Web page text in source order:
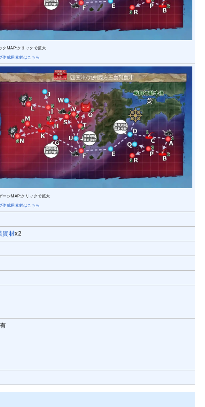
クMAP:クリックで拡大
作成用素材はこちら
ージMAP:クリックで拡大
作成用素材はこちら
資材x2